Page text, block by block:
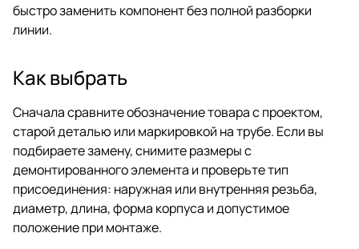
быстро заменить компонент без полной разборки
линии.
Как выбрать
Сначала сравните обозначение товара с проектом,
старой деталью или маркировкой на трубе. Если вы
подбираете замену, снимите размеры с
демонтированного элемента и проверьте тип
присоединения: наружная или внутренняя резьба,
диаметр, длина, форма корпуса и допустимое
положение при монтаже.